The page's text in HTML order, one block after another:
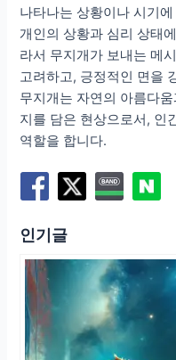
나타나는 상황이나 시기
개인의 상황과 심리 상태
라서 무지개가 보내는 메
고려하고, 긍정적인 면을
무지개는 자연의 아름다
지를 담은 현상으로서, 인
역할을 합니다.
인기글